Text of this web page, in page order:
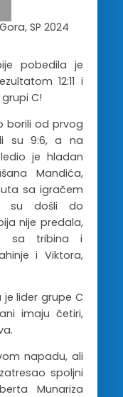
pobedila je
12:11 i
C!
borili od prvog
su 9:6, a na
je hladan
Mandića,
sa igračem
su došli do
nije predala,
sa tribina i
i Viktora,
je lider grupe C
imaju četiri,
napadu, ali
spoljni
Munariza